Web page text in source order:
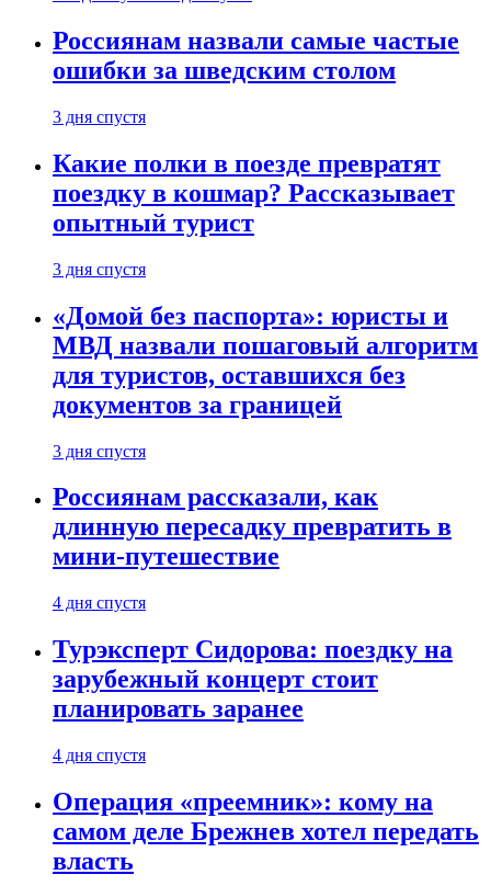
Россиянам назвали самые частые
ошибки за шведским столом
3 дня спустя
Какие полки в поезде превратят
поездку в кошмар? Рассказывает
опытный турист
3 дня спустя
«Домой без паспорта»: юристы и
МВД назвали пошаговый алгоритм
для туристов, оставшихся без
документов за границей
3 дня спустя
Россиянам рассказали, как
длинную пересадку превратить в
мини-путешествие
4 дня спустя
Турэксперт Сидорова: поездку на
зарубежный концерт стоит
планировать заранее
4 дня спустя
Операция «преемник»: кому на
самом деле Брежнев хотел передать
власть